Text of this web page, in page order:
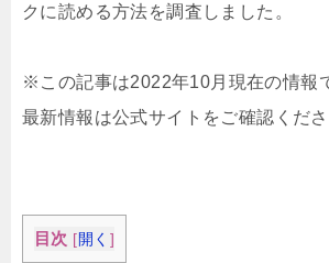
クに読める方法を調査しました。
※この記事は2022年10月現在の情報
最新情報は公式サイトをご確認くださ
目次 [開く ]